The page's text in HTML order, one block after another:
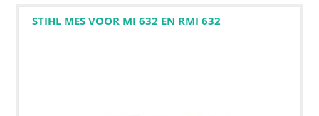
STIHL MES VOOR MI 632 EN RMI 632